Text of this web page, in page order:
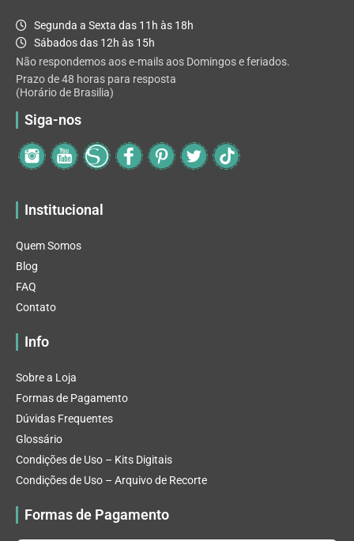
Segunda a Sexta das 11h às 18h
Sábados das 12h às 15h
Não respondemos aos e-mails aos Domingos e feriados.
Prazo de 48 horas para resposta
(Horário de Brasilia)
Siga-nos
Institucional
Quem Somos
Blog
FAQ
Contato
Info
Sobre a Loja
Formas de Pagamento
Dúvidas Frequentes
Glossário
Condições de Uso – Kits Digitais
Condições de Uso – Arquivo de Recorte
Formas de Pagamento